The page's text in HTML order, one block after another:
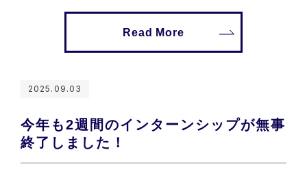
Read More
2025.09.03
今年も2週間のインターンシップが無事
終了しました！